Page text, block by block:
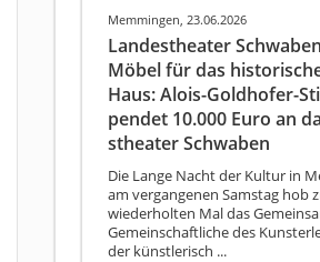
Memmingen, 23.06.2026
Landestheater
Möbel für das
Haus: Alois-Goldhofer-
pendet 10.000 Euro an
stheater Schwaben
Die Lange Nacht der Kultur in
am vergangenen Samstag hob
wiederholten Mal das
Gemeinschaftliche des
der künstlerisch ...